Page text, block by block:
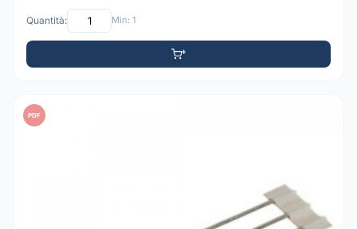
Quantità: Min: 1
PDF